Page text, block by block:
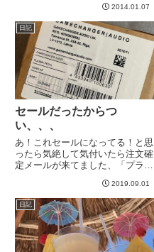
一択のようです。ボード内のシー
ルドはソルダーレスケーブルなど
のおかげで、自...
2014.01.07
日記
セールだったからつ
い、、、
あ！これセールになってる！と思
ったら気絶して気付いたら注文確
定メールが来てました、「プラズ
クする人は多いはず！プラズマと
いうだけでなんか強そうと言う
か、なんというか、血湧き肉躍る
ものがありますな。物質の状態の
話...
2019.09.01
日記